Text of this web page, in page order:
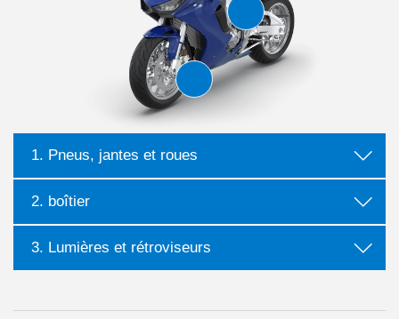
I
age générée par I
1. Pneus, jantes et roues
2. boîtier
3. Lumières et rétroviseurs